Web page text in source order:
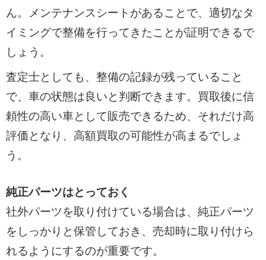
ん。メンテナンスシートがあることで、適切なタ
イミングで整備を行ってきたことが証明できるで
しょう。
査定士としても、整備の記録が残っていること
で、車の状態は良いと判断できます。買取後に信
頼性の高い車として販売できるため、それだけ高
評価となり、高額買取の可能性が高まるでしょ
う。
純正パーツはとっておく
社外パーツを取り付けている場合は、純正パーツ
をしっかりと保管しておき、売却時に取り付けら
れるようにするのが重要です。